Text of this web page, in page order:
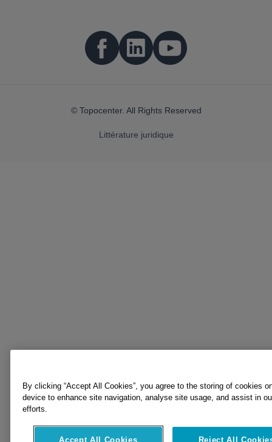
© Topocenter. All Rights Reserved
Littérature juridique
By clicking “Accept All Cookies”, you agree to the storing of cookies
device to enhance site navigation, analyse site usage, and assist in
efforts.
Accept All Cookies Reject All